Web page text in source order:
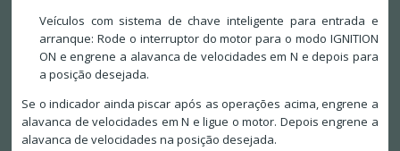
Veículos com sistema de chave inteligente para entrada e
arranque: Rode o interruptor do motor para o modo IGNITION
ON e engrene a alavanca de velocidades em N e depois para
a posição desejada.
Se o indicador ainda piscar após as operações acima, engrene a
alavanca de velocidades em N e ligue o motor. Depois engrene a
alavanca de velocidades na posição desejada.